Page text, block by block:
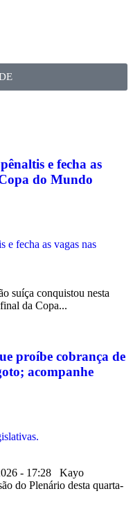
e fecha as
do Mundo
suíça conquistou nesta
da Copa...
proíbe cobrança de
acompanhe
- 17:28 Kayo
do Plenário desta quarta-